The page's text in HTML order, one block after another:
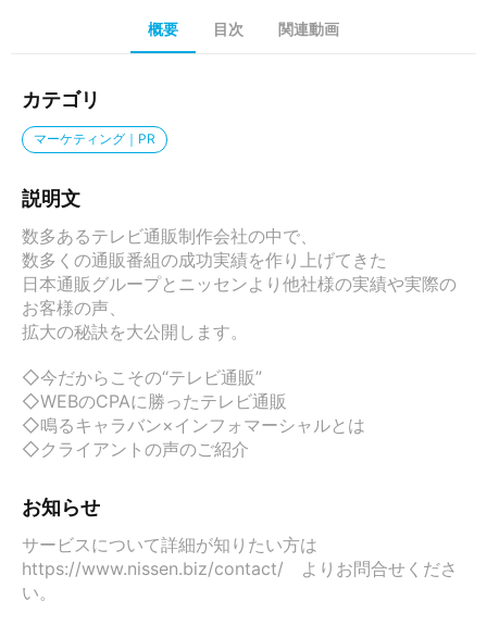
概要 目次 関連動画
カテゴリ
マーケティング｜PR
説明文
数多あるテレビ通販制作会社の中で、
数多くの通販番組の成功実績を作り上げてきた
日本通販グループとニッセンより他社様の実績や実際の
お客様の声、
拡大の秘訣を大公開します。
◇今だからこその“テレビ通販”
◇WEBのCPAに勝ったテレビ通販
◇鳴るキャラバン×インフォマーシャルとは
◇クライアントの声のご紹介
お知らせ
サービスについて詳細が知りたい方は
https://www.nissen.biz/contact/　よりお問合せくださ
い。